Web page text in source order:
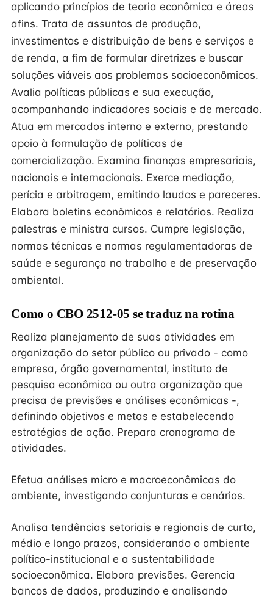
aplicando princípios de teoria econômica e áreas
afins. Trata de assuntos de produção,
investimentos e distribuição de bens e serviços e
de renda, a fim de formular diretrizes e buscar
soluções viáveis aos problemas socioeconômicos.
Avalia políticas públicas e sua execução,
acompanhando indicadores sociais e de mercado.
Atua em mercados interno e externo, prestando
apoio à formulação de políticas de
comercialização. Examina finanças empresariais,
nacionais e internacionais. Exerce mediação,
perícia e arbitragem, emitindo laudos e pareceres.
Elabora boletins econômicos e relatórios. Realiza
palestras e ministra cursos. Cumpre legislação,
normas técnicas e normas regulamentadoras de
saúde e segurança no trabalho e de preservação
ambiental.
Como o CBO 2512-05 se traduz na rotina
Realiza planejamento de suas atividades em
organização do setor público ou privado - como
empresa, órgão governamental, instituto de
pesquisa econômica ou outra organização que
precisa de previsões e análises econômicas -,
definindo objetivos e metas e estabelecendo
estratégias de ação. Prepara cronograma de
atividades.
Efetua análises micro e macroeconômicas do
ambiente, investigando conjunturas e cenários.
Analisa tendências setoriais e regionais de curto,
médio e longo prazos, considerando o ambiente
político-institucional e a sustentabilidade
socioeconômica. Elabora previsões. Gerencia
bancos de dados, produzindo e analisando